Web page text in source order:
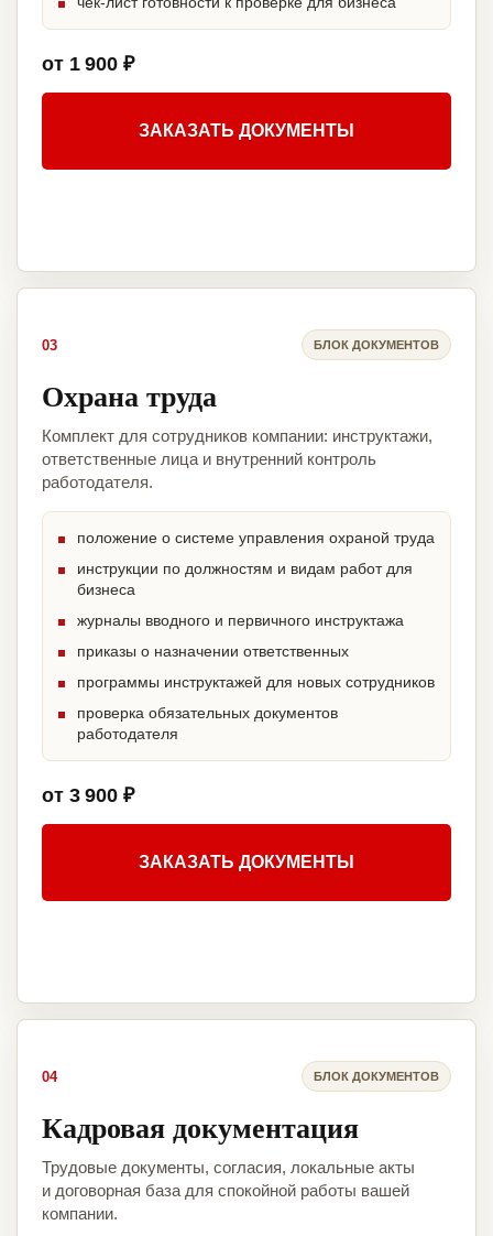
от 1 900 ₽
ЗАКАЗАТЬ ДОКУМЕНТЫ
03 БЛОК ДОКУМЕНТОВ
Охрана труда
Комплект для сотрудников компании: инструктажи,
ответственные лица и внутренний контроль
работодателя.
положение о системе управления охраной труда
инструкции по должностям и видам работ для
бизнеса
журналы вводного и первичного инструктажа
приказы о назначении ответственных
программы инструктажей для новых сотрудников
проверка обязательных документов
работодателя
от 3 900 ₽
ЗАКАЗАТЬ ДОКУМЕНТЫ
04 БЛОК ДОКУМЕНТОВ
Кадровая документация
Трудовые документы, согласия, локальные акты
и договорная база для спокойной работы вашей
компании.